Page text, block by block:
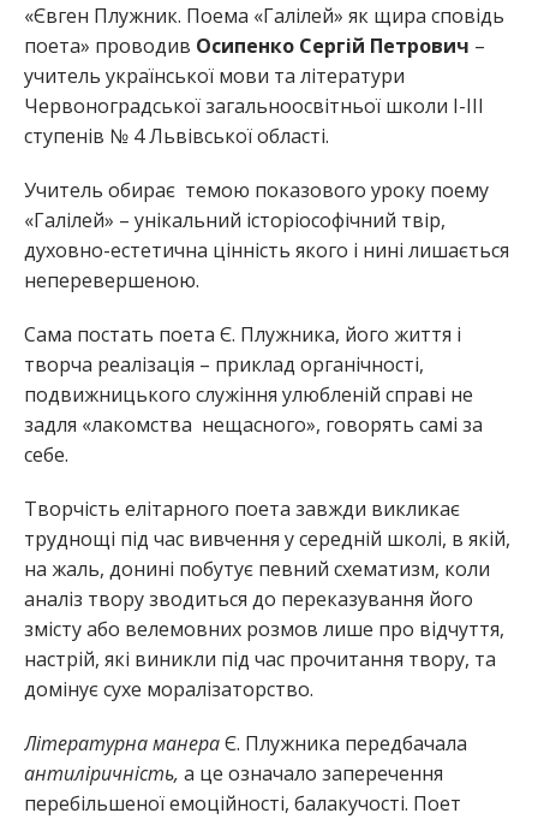
«Євген Плужник. Поема «Галілей» як щира сповідь
поета» проводив Осипенко Сергій Петрович –
учитель української мови та літератури
Червоноградської загальноосвітньої школи І-ІІІ
ступенів № 4 Львівської області.
Учитель обирає темою показового уроку поему
«Галілей» – унікальний історіософічний твір,
духовно-естетична цінність якого і нині лишається
неперевершеною.
Сама постать поета Є. Плужника, його життя і
творча реалізація – приклад органічності,
подвижницького служіння улюбленій справі не
задля «лакомства нещасного», говорять самі за
себе.
Творчість елітарного поета завжди викликає
труднощі під час вивчення у середній школі, в якій,
на жаль, донині побутує певний схематизм, коли
аналіз твору зводиться до переказування його
змісту або велемовних розмов лише про відчуття,
настрій, які виникли під час прочитання твору, та
домінує сухе моралізаторство.
Літературна манераЄ. Плужника передбачала
антиліричність, а це означало заперечення
перебільшеної емоційності, балакучості. Поет